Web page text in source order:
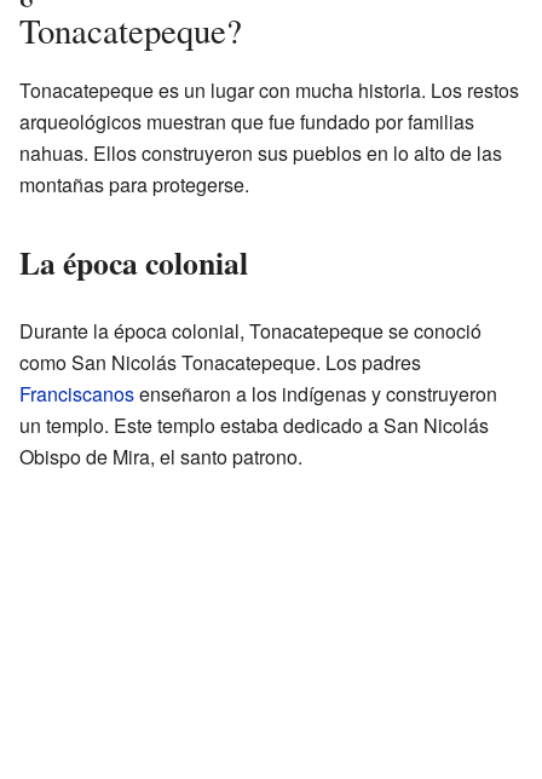
Tonacatepeque?
Tonacatepeque es un lugar con mucha historia. Los restos
arqueológicos muestran que fue fundado por familias
nahuas. Ellos construyeron sus pueblos en lo alto de las
montañas para protegerse.
La época colonial
Durante la época colonial, Tonacatepeque se conoció
como San Nicolás Tonacatepeque. Los padres
Franciscanosenseñaron a los indígenas y construyeron
un templo. Este templo estaba dedicado a San Nicolás
Obispo de Mira, el santo patrono.